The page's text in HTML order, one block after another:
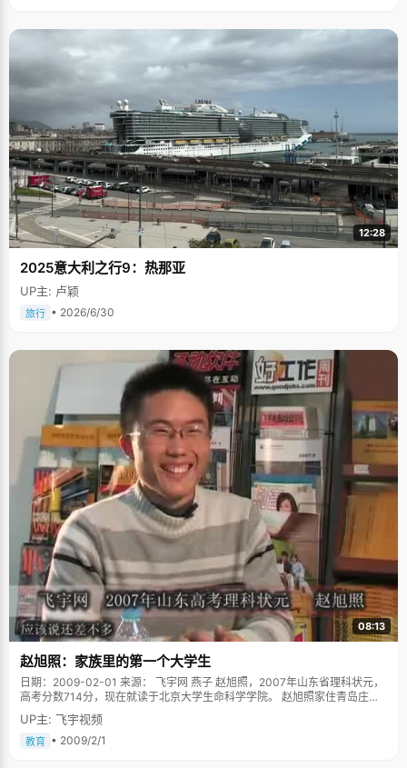
12:28
2025意大利之行9：热那亚
UP主: 卢颖
旅行 • 2026/6/30
08:13
赵旭照：家族里的第一个大学生
日期：2009-02-01 来源： 飞宇网 燕子 赵旭照，2007年山东省理科状元，
高考分数714分，现在就读于北京大学生命科学学院。 赵旭照家住青岛庄子
村，爸爸妈妈都是农民，家里有八亩地，种些小麦、花生、西瓜等经济作
物，就是一家人所有的经济作物了。赵旭照很小就开始帮家里人干活，"只要
从学校回来，就钻到地里帮忙，"赵旭照对儿子的行为感到特别欣慰，"初中
UP主: 飞宇视频
教育 • 2009/2/1